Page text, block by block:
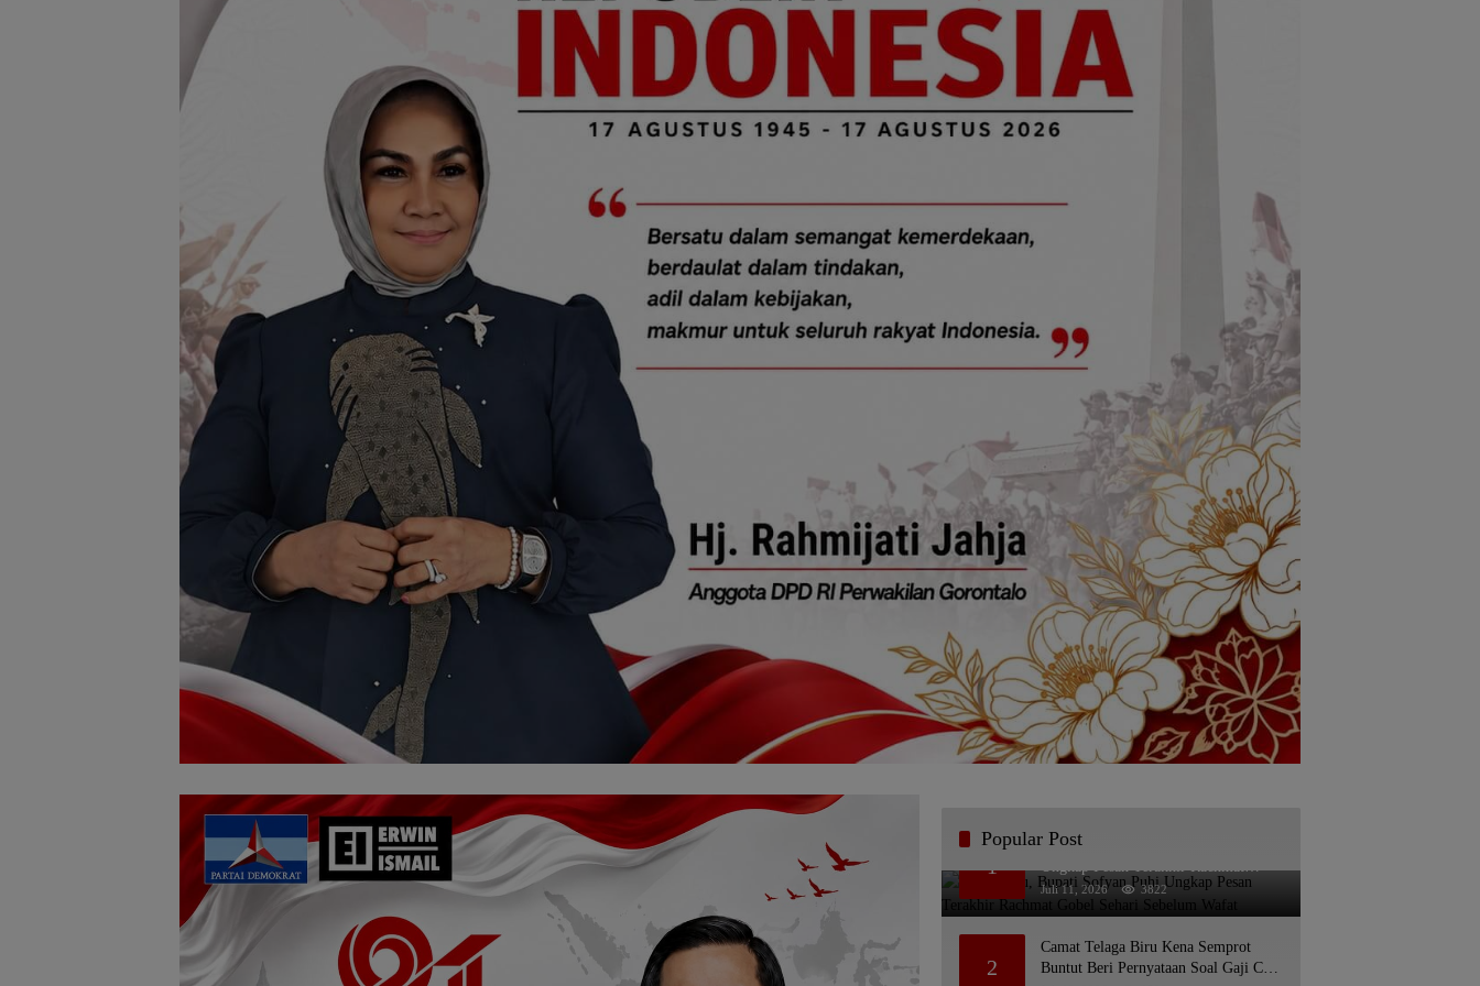
Popular Post
1
Bikin Haru, Bupati Sofyan Puhi
Ungkap Pesan Terakhir Rachmat
Gobel Sehari Sebelum Wafat
Juli 11, 2026 3822
2
Camat Telaga Biru Kena Semprot
Buntut Beri Pernyataan Soal Gaji CS